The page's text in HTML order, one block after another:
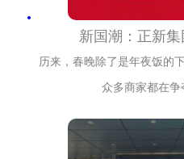
新国潮：正新
历来，春晚除了是年夜饭的
众多商家都在争